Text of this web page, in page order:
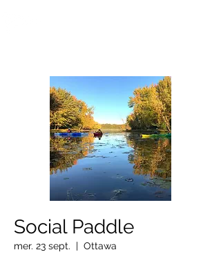
Social Paddle
mer. 23 sept.
  |
Ottawa